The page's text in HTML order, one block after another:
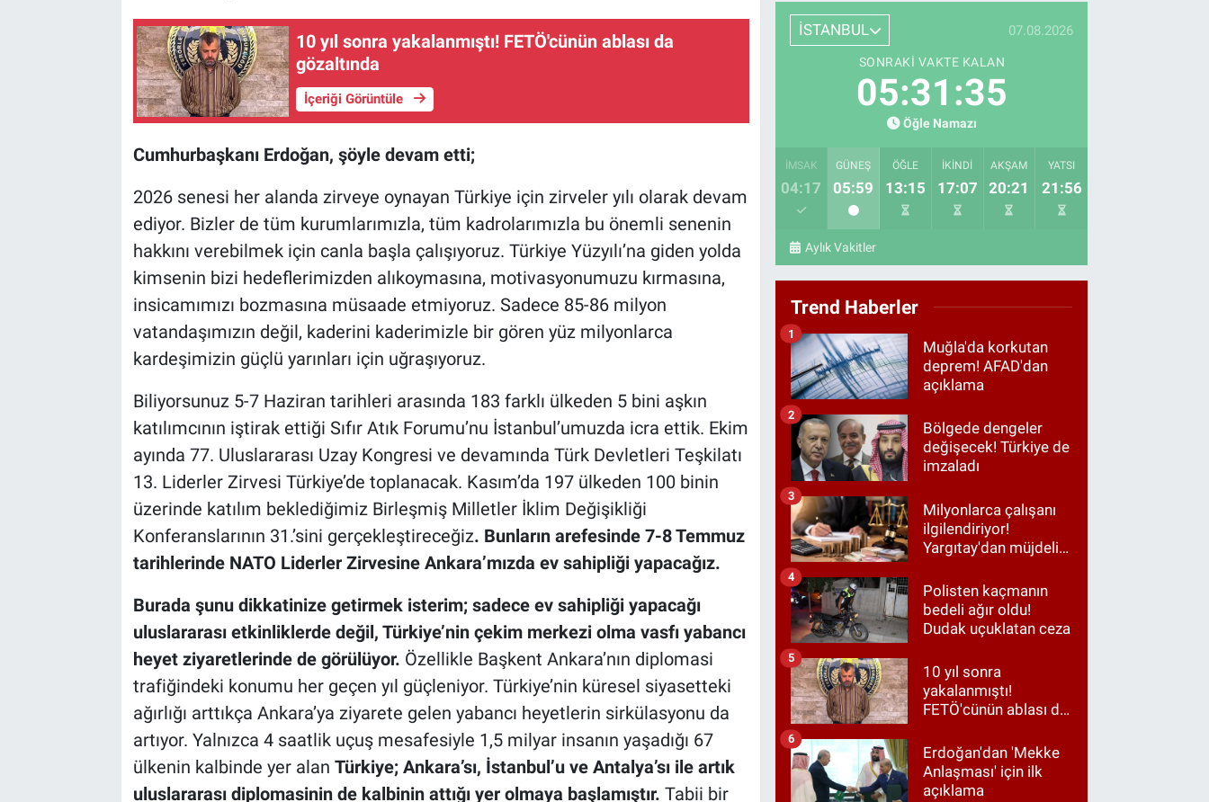
10 yıl sonra yakalanmıştı! FETÖ'cünün ablası da
gözaltında
İçeriği Görüntüle
Cumhurbaşkanı Erdoğan, şöyle devam etti;
2026 senesi her alanda zirveye oynayan Türkiye için zirveler yılı olarak devam
ediyor. Bizler de tüm kurumlarımızla, tüm kadrolarımızla bu önemli senenin
hakkını verebilmek için canla başla çalışıyoruz. Türkiye Yüzyılı’na giden yolda
kimsenin bizi hedeflerimizden alıkoymasına, motivasyonumuzu kırmasına,
insicamımızı bozmasına müsaade etmiyoruz. Sadece 85-86 milyon
vatandaşımızın değil, kaderini kaderimizle bir gören yüz milyonlarca
kardeşimizin güçlü yarınları için uğraşıyoruz.
Biliyorsunuz 5-7 Haziran tarihleri arasında 183 farklı ülkeden 5 bini aşkın
katılımcının iştirak ettiği Sıfır Atık Forumu’nu İstanbul’umuzda icra ettik. Ekim
ayında 77. Uluslararası Uzay Kongresi ve devamında Türk Devletleri Teşkilatı
13. Liderler Zirvesi Türkiye’de toplanacak. Kasım’da 197 ülkeden 100 binin
üzerinde katılım beklediğimiz Birleşmiş Milletler İklim Değişikliği
Konferanslarının 31.’sini gerçekleştireceğiz. Bunların arefesinde 7-8 Temmuz
tarihlerinde NATO Liderler Zirvesine Ankara’mızda ev sahipliği yapacağız.
Burada şunu dikkatinize getirmek isterim; sadece ev sahipliği yapacağı
uluslararası etkinliklerde değil, Türkiye’nin çekim merkezi olma vasfı yabancı
heyet ziyaretlerinde de görülüyor. Özellikle Başkent Ankara’nın diplomasi
trafiğindeki konumu her geçen yıl güçleniyor. Türkiye’nin küresel siyasetteki
ağırlığı arttıkça Ankara’ya ziyarete gelen yabancı heyetlerin sirkülasyonu da
artıyor. Yalnızca 4 saatlik uçuş mesafesiyle 1,5 milyar insanın yaşadığı 67
ülkenin kalbinde yer alan Türkiye; Ankara’sı, İstanbul’u ve Antalya’sı ile artık
uluslararası diplomasinin de kalbinin attığı yer olmaya başlamıştır. Tabii bir
İSTANBUL 07.08.2026
SONRAKI VAKTE KALAN
05:31:34
Öğle Namazı
İMSAK
04:17
GÜNEŞ
05:59
ÖĞLE
13:15
İKINDI
17:07
AKŞAM
20:21
YATSI
21:56
Aylık Vakitler
Trend Haberler
Muğla'da korkutan
deprem! AFAD'dan
açıklama
1
Bölgede dengeler
değişecek! Türkiye de
imzaladı
2
Milyonlarca çalışanı
ilgilendiriyor!
Yargıtay'dan müjdeli
3
Polisten kaçmanın
bedeli ağır oldu!
Dudak uçuklatan ceza
4
10 yıl sonra
yakalanmıştı!
FETÖ'cünün ablası da
5
Erdoğan'dan 'Mekke
Anlaşması' için ilk
açıklama
6